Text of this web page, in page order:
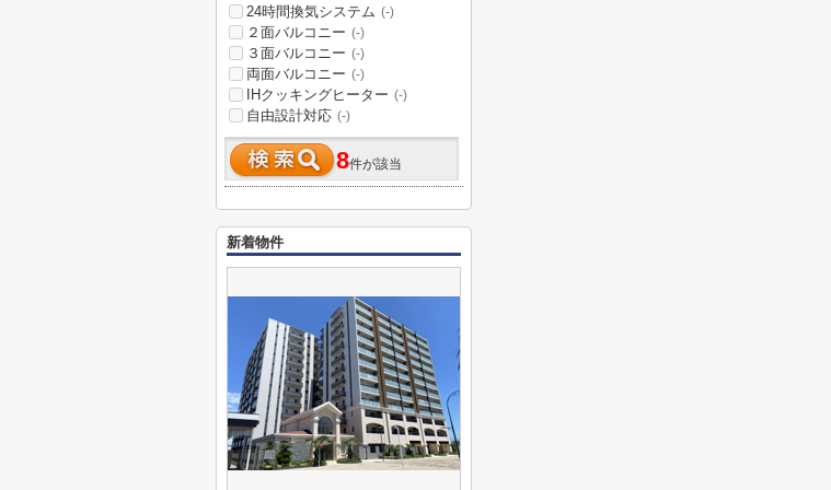
24時間換気システム (-)
２面バルコニー (-)
３面バルコニー (-)
両面バルコニー (-)
IHクッキングヒーター (-)
自由設計対応 (-)
8件が該当
新着物件